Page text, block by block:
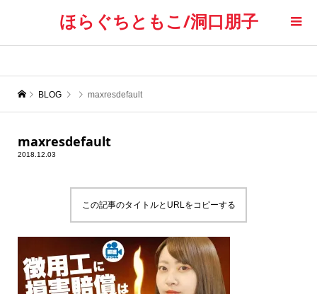
ほらぐちともこ/洞口朋子
BLOG maxresdefault
maxresdefault
2018.12.03
この記事のタイトルとURLをコピーする